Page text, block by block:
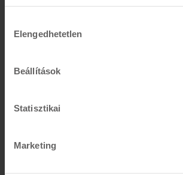
kiválasztása
Elengedhetetlen
Beállítások
Statisztikai
Marketing 3 alkalmazott a